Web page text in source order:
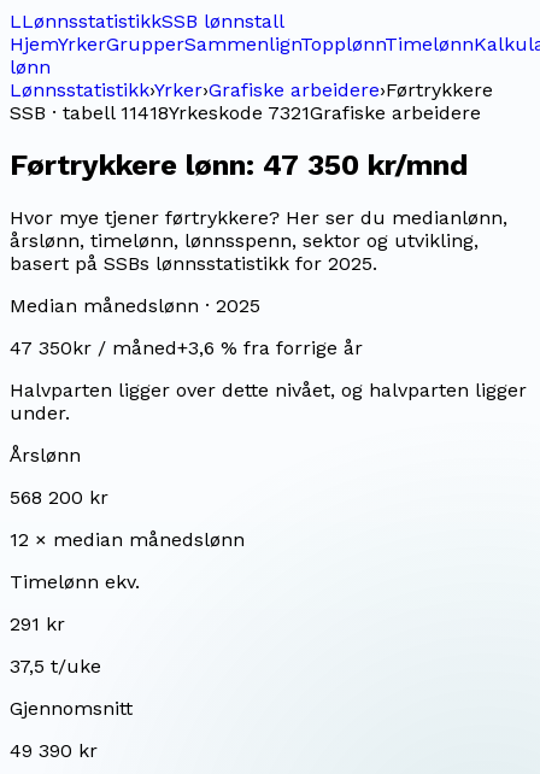
LLønnsstatistikkSSB lønnstall
HjemYrkerGrupperSammenlignTopplønnTimelønn
lønn
Lønnsstatistikk›Yrker›Grafiske arbeidere›Førtrykkere
SSB · tabell 11418Yrkeskode 7321Grafiske arbeidere
Førtrykkere lønn: 47 350 kr/mnd
Hvor mye tjener førtrykkere? Her ser du medianlønn,
årslønn, timelønn, lønnsspenn, sektor og utvikling,
basert på SSBs lønnsstatistikk for 2025.
Median månedslønn · 2025
47 350kr / måned+3,6 % fra forrige år
Halvparten ligger over dette nivået, og halvparten ligger
under.
Årslønn
568 200 kr
12 × median månedslønn
Timelønn ekv.
291 kr
37,5 t/uke
Gjennomsnitt
49 390 kr